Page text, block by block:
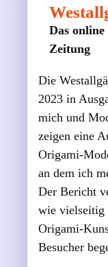
Das
Zeitung
Die
2023 in
mich und
zeigen eine
Origami-
an dem ich
Der Bericht
wie vielseitig
Origami-
Besucher